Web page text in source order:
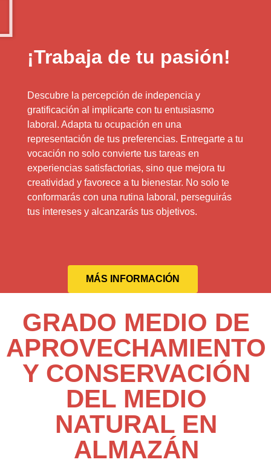
¡Trabaja de tu pasión!
Descubre la percepción de indepencia y
gratificación al implicarte con tu entusiasmo
laboral. Adapta tu ocupación en una
representación de tus preferencias. Entregarte a tu
vocación no solo convierte tus tareas en
experiencias satisfactorias, sino que mejora tu
creatividad y favorece a tu bienestar. No solo te
conformarás con una rutina laboral, perseguirás
tus intereses y alcanzarás tus objetivos.
MÁS INFORMACIÓN
GRADO MEDIO DE
APROVECHAMIENTO
Y CONSERVACIÓN
DEL MEDIO
NATURAL EN
ALMAZÁN